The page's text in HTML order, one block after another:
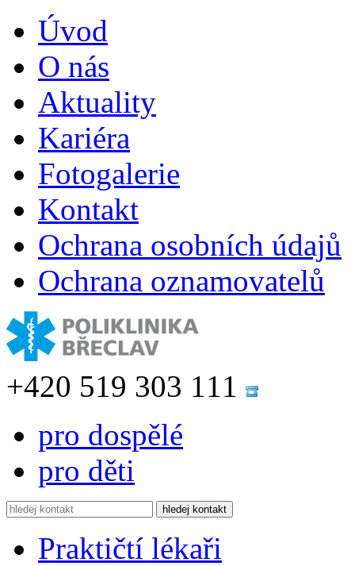
Úvod
O nás
Aktuality
Kariéra
Fotogalerie
Kontakt
Ochrana osobních údajů
Ochrana oznamovatelů
+420 519 303 111
pro dospělé
pro děti
Praktičtí lékaři